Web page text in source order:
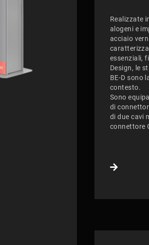
Realizzate
alogeni e
acciaio
essenziali,
Design, le
BE-D sono
contesto.
Sono
di
di due cavi
connettore